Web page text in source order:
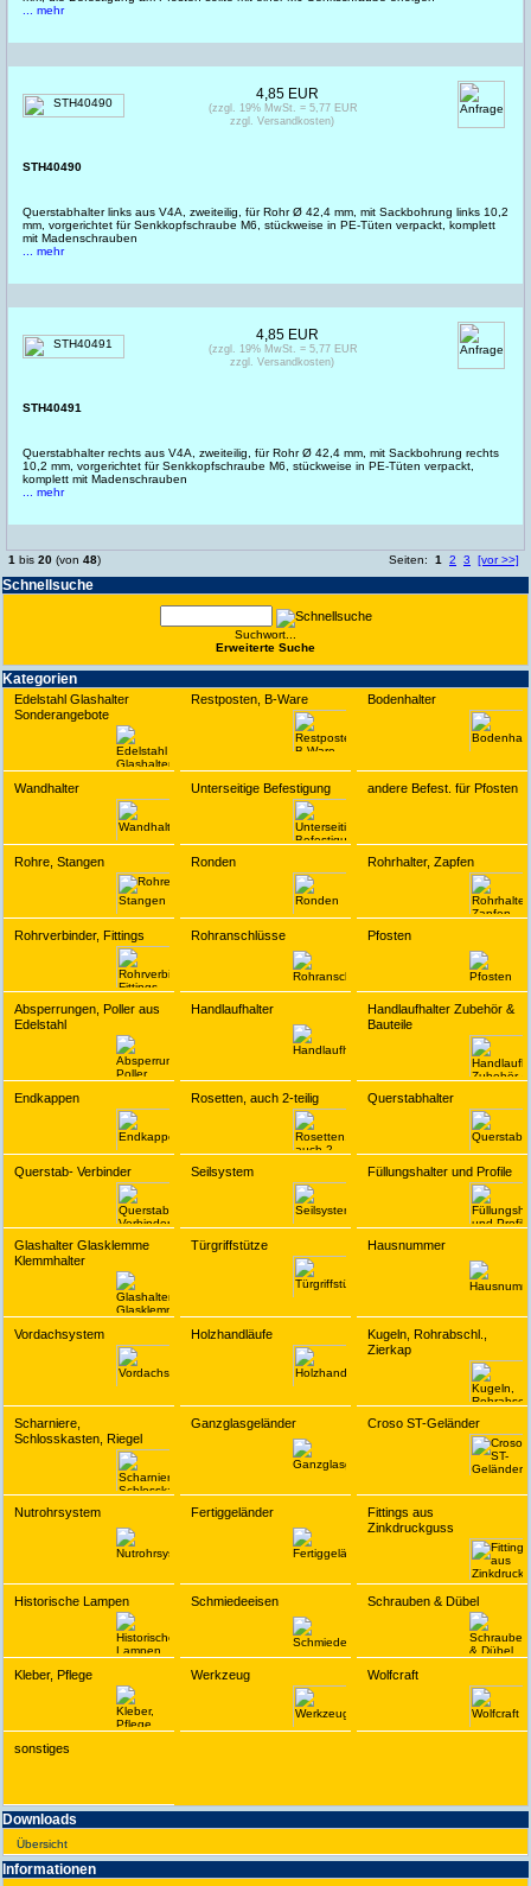
Schnell­suche
Suchwort...
Erwei­terte Suche
Kate­gorien
Edelstahl Glashalter
Sonderangebote
Restposten, B-Ware Bodenhalter
Wandhalter Unterseitige Befestigung andere Befest. für Pfosten
Rohre, Stangen Ronden Rohrhalter, Zapfen
Rohrverbinder, Fittings Rohranschlüsse Pfosten
Absperrungen, Poller aus
Edelstahl
Handlaufhalter
Handlaufhalter Zubehör &
Bauteile
Endkappen Rosetten, auch 2-teilig Querstabhalter
Querstab- Verbinder Seilsystem Füllungshalter und Profile
Glashalter Glasklemme
Klemmhalter
Türgriffstütze Hausnummer
Vordachsystem Holzhandläufe
Kugeln, Rohrabschl.,
Zierkap
Scharniere,
Schlosskasten, Riegel
Ganzglasgeländer Croso ST-Geländer
Nutrohrsystem Fertiggeländer
Fittings aus
Zinkdruckguss
Historische Lampen Schmiedeeisen Schrauben & Dübel
Kleber, Pflege Werkzeug Wolfcraft
sonstiges
Downloads
Übersicht
Infor­ma­tionen
... mehr
STH40490
Querstabhalter links aus V4A, zweiteilig, für Rohr Ø 42,4 mm, mit Sackbohrung links 10,2
mm, vorgerichtet für Senkkopfschraube M6, stückweise in PE-Tüten verpackt, komplett
mit Madenschrauben
... mehr
4,85 EUR
(zzgl. 19% MwSt. = 5,77 EUR
zzgl. Versandkosten)
STH40491
Querstabhalter rechts aus V4A, zweiteilig, für Rohr Ø 42,4 mm, mit Sackbohrung rechts
10,2 mm, vorgerichtet für Senkkopfschraube M6, stückweise in PE-Tüten verpackt,
komplett mit Madenschrauben
... mehr
4,85 EUR
(zzgl. 19% MwSt. = 5,77 EUR
zzgl. Versandkosten)
1 bis 20 (von 48) Seiten: 1 2 3 [vor >>]